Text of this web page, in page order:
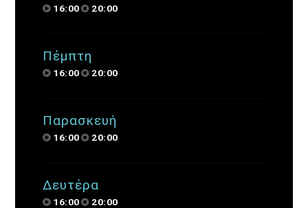
16:00 20:00
Πέμπτη
16:00 20:00
Παρασκευή
16:00 20:00
Δευτέρα
16:00 20:00